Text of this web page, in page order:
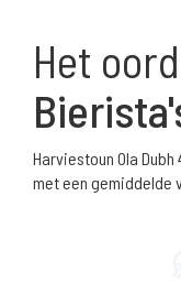
Het
Harviestoun Ola
met een gemiddelde